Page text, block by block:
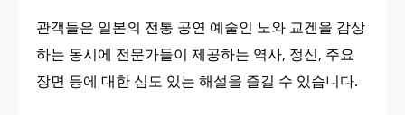
관객들은 일본의 전통 공연 예술인 노와 교겐을 감상
하는 동시에 전문가들이 제공하는 역사, 정신, 주요
장면 등에 대한 심도 있는 해설을 즐길 수 있습니다.